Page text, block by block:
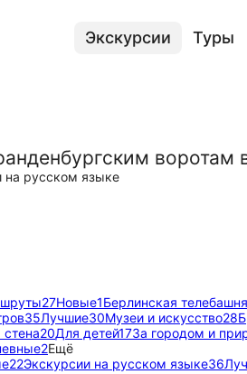
Экскурсии Туры
воротам
на русском языке
27Новые1Берлинская телебашня
35Лучшие30Музеи и искусство28
20Для детей17За городом и
2Ещё
22Экскурсии на русском языке36